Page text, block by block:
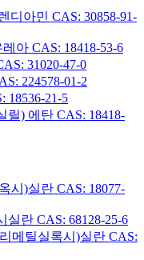
디아민 CAS: 30858-91-
아 CAS: 18418-53-6
31020-47-0
224578-01-2
18536-21-5
릴) 에탄 CAS: 18418-
시)실란 CAS: 18077-
란 CAS: 68128-25-6
메틸실록시)실란 CAS: